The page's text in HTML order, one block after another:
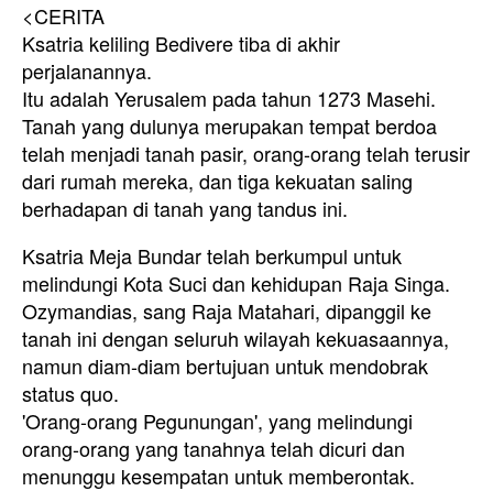
<CERITA
Ksatria keliling Bedivere tiba di akhir
perjalanannya.
Itu adalah Yerusalem pada tahun 1273 Masehi.
Tanah yang dulunya merupakan tempat berdoa
telah menjadi tanah pasir, orang-orang telah terusir
dari rumah mereka, dan tiga kekuatan saling
berhadapan di tanah yang tandus ini.
Ksatria Meja Bundar telah berkumpul untuk
melindungi Kota Suci dan kehidupan Raja Singa.
Ozymandias, sang Raja Matahari, dipanggil ke
tanah ini dengan seluruh wilayah kekuasaannya,
namun diam-diam bertujuan untuk mendobrak
status quo.
'Orang-orang Pegunungan', yang melindungi
orang-orang yang tanahnya telah dicuri dan
menunggu kesempatan untuk memberontak.